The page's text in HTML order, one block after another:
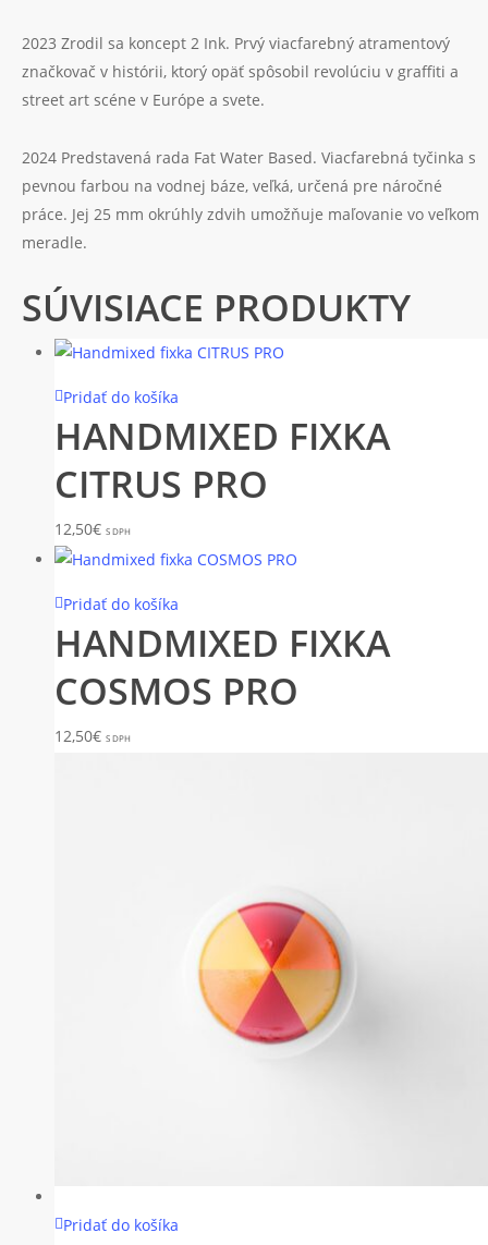
2023 Zrodil sa koncept 2 Ink. Prvý viacfarebný atramentový
značkovač v histórii, ktorý opäť spôsobil revolúciu v graffiti a
street art scéne v Európe a svete.
2024 Predstavená rada Fat Water Based. Viacfarebná tyčinka s
pevnou farbou na vodnej báze, veľká, určená pre náročné
práce. Jej 25 mm okrúhly zdvih umožňuje maľovanie vo veľkom
meradle.
SÚVISIACE PRODUKTY
Pridať do košíka
HANDMIXED FIXKA
CITRUS PRO
12,50€ S DPH
Pridať do košíka
HANDMIXED FIXKA
COSMOS PRO
12,50€ S DPH
Pridať do košíka